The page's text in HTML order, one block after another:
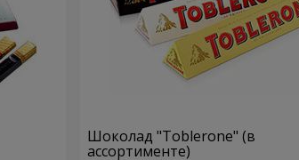
Шоколад "Toblerone" (в
ассортименте)